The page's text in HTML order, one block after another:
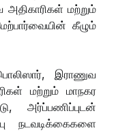
அதிகாரிகள் மற்றும்
கீழும்
இராணுவ
மற்றும் மாநகர
அர்ப்பணிப்புடன்
நடவடிக்கைகளை